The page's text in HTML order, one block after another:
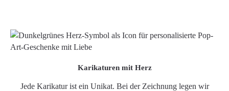
Karikaturen mit Herz
Jede Karikatur ist ein Unikat. Bei der Zeichnung legen wir